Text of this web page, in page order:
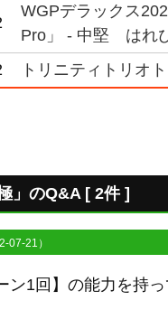
WGPデラックス
Pro」 - 中堅 はれ
トリニティトリオ
」のQ&A [ 2件 ]
07-21）
ン1回】の能力を持